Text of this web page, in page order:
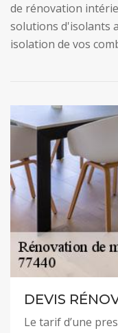
de rénovation
solutions d'isolants
isolation de vos
DEVIS
Le tarif d’une